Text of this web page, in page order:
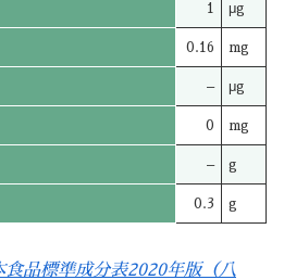
1 μg
0.16 mg
– μg
0 mg
– g
0.3 g
品標準成分表2020年版（八